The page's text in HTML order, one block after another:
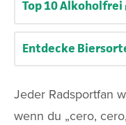
Jeder Radsportfan
wenn du „cero,
Top 10 Alkoholfrei
Entdecke